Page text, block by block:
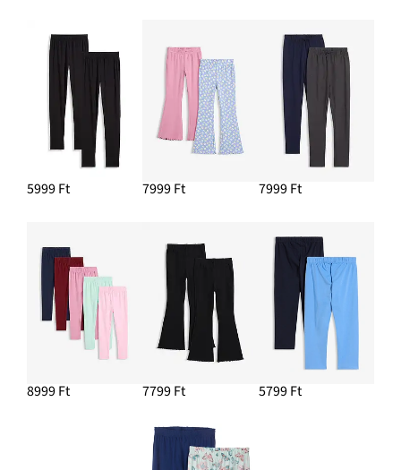
5999 Ft 7999 Ft 7999 Ft
8999 Ft 7799 Ft 5799 Ft